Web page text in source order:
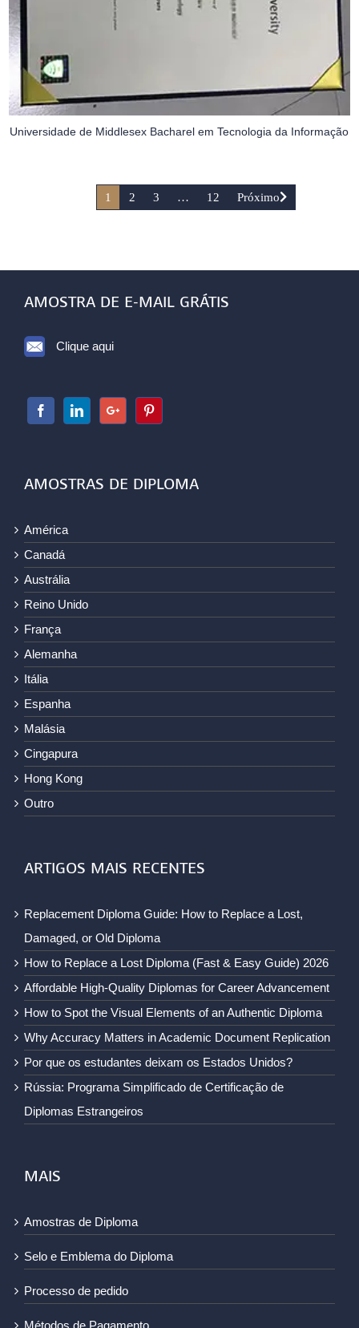
Universidade de Middlesex Bacharel em Tecnologia da Informação
1 2 3 … 12 Próximo
AMOSTRA DE E-MAIL GRÁTIS
Clique aqui
AMOSTRAS DE DIPLOMA
América
Canadá
Austrália
Reino Unido
França
Alemanha
Itália
Espanha
Malásia
Cingapura
Hong Kong
Outro
ARTIGOS MAIS RECENTES
Replacement Diploma Guide: How to Replace a Lost,
Damaged, or Old Diploma
How to Replace a Lost Diploma (Fast & Easy Guide) 2026
Affordable High-Quality Diplomas for Career Advancement
How to Spot the Visual Elements of an Authentic Diploma
Why Accuracy Matters in Academic Document Replication
Por que os estudantes deixam os Estados Unidos?
Rússia: Programa Simplificado de Certificação de
Diplomas Estrangeiros
MAIS
Amostras de Diploma
Selo e Emblema do Diploma
Processo de pedido